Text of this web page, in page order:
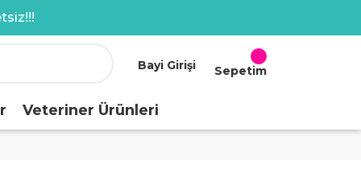
Bayi Girişi Sepetim
Veteriner Ürünleri